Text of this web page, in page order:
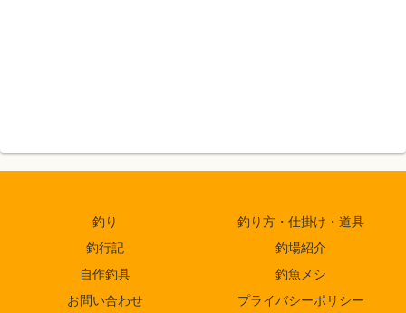
釣り
釣り方・仕掛け・道具
釣行記
釣場紹介
自作釣具
釣魚メシ
お問い合わせ
プライバシーポリシー